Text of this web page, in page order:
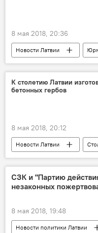
8 мая 2018, 20:36
Новости Латвии
Янис Кузинс
День Победы
К столетию Латвии
бетонных гербов
8 мая 2018, 20:12
Новости Латвии
Латвия
Sakret
СЗК и "Партию
незаконных
8 мая 2018, 19:48
Новости политики Латвии